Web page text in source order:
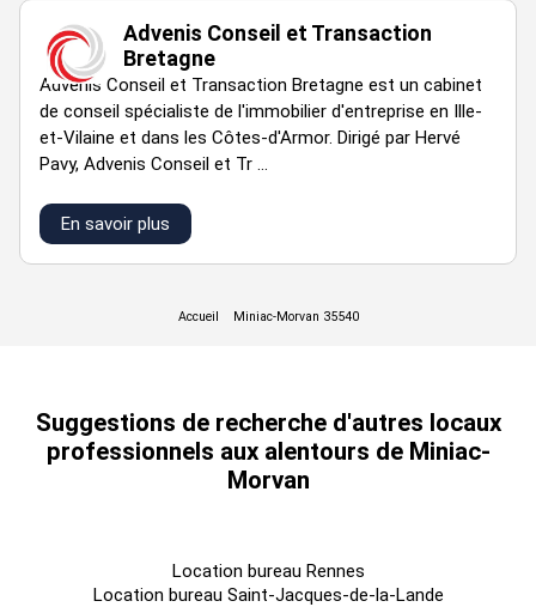
Loyer annuel : 13800 € HTHC
Type de bail : Sous-Location
Dépôt de garantie : 2 mois
Honoraires à la charge du preneur : 30 % HT
ht hc
Advenis Conseil et Transaction
Bretagne
Advenis Conseil et Transaction Bretagne est un cabinet
de conseil spécialiste de l'immobilier d'entreprise en Ille-
et-Vilaine et dans les Côtes-d'Armor. Dirigé par Hervé
Pavy, Advenis Conseil et Tr ...
En savoir plus
Suggestions de recherche d'autres locaux
professionnels aux alentours de Miniac-
Morvan
Location bureau Rennes
Location bureau Saint-Jacques-de-la-Lande